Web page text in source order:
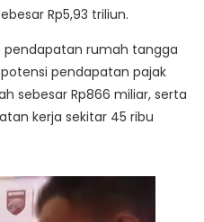
Rp5,93 triliun.
rumah tangga
potensi pendapatan pajak
sebesar Rp866 miliar, serta
kerja sekitar 45 ribu